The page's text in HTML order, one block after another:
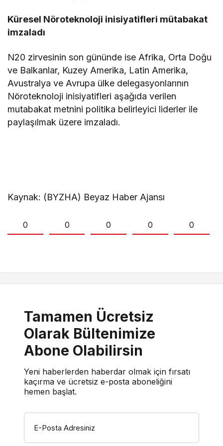
Küresel Nöroteknoloji inisiyatifleri mütabakat
imzaladı
N20 zirvesinin son gününde ise Afrika, Orta Doğu
ve Balkanlar, Kuzey Amerika, Latin Amerika,
Avustralya ve Avrupa ülke delegasyonlarının
Nöroteknoloji inisiyatifleri aşağıda verilen
mutabakat metnini politika belirleyici liderler ile
paylaşılmak üzere imzaladı.
Kaynak: (BYZHA) Beyaz Haber Ajansı
0 0 0 0 0
Tamamen Ücretsiz
Olarak Bültenimize
Abone Olabilirsin
Yeni haberlerden haberdar olmak için fırsatı
kaçırma ve ücretsiz e-posta aboneliğini
hemen başlat.
E-Posta Adresiniz